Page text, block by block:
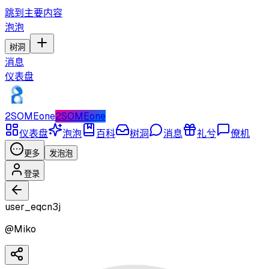
跳到主要内容
泡泡
树洞
消息
仪表盘
2SOMEone2SOMEone
仪表盘
泡泡 百科 树洞 消息 礼兮 僚机
更多 发泡泡
登录
user_eqcn3j
@Miko